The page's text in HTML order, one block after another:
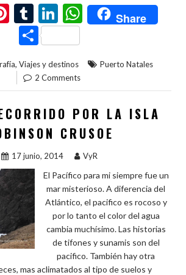
Pi
nt
er
es
t
T
u
m
bl
r
Li
n
ke
dI
n
W
h
s
A
p
p
Share
C
m
p
ar
ti
r
, Viajes y destinos
Puerto Natales
2 Comments
POR LA ISLA
CRUSOE
17 junio, 2014 VyR
El Pacífico para mi siempre fue un
mar misterioso. A diferencia del
Atlántico, el pacifico es rocoso y
por lo tanto el color del agua
cambia muchísimo. Las historias
de tifones y sunamis son del
pacifico. También hay otra
mas aclimatados al tipo de suelos y